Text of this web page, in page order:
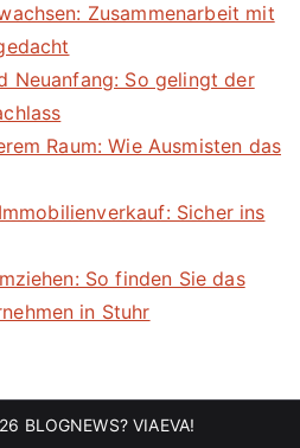
Zusammenarbeit mit
Neuanfang: So gelingt der
Raum: Wie Ausmisten das
Sicher ins
So finden Sie das
in Stuhr
BLOGNEWS? VIAEVA!